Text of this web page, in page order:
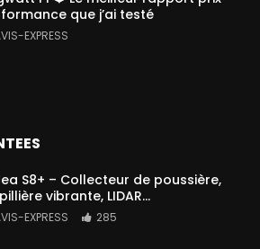
que j’ai testé
EXPRESS
S8+ – Collecteur de poussière,
vibrante, LIDAR…
EXPRESS 285